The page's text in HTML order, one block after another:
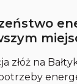
złóż na